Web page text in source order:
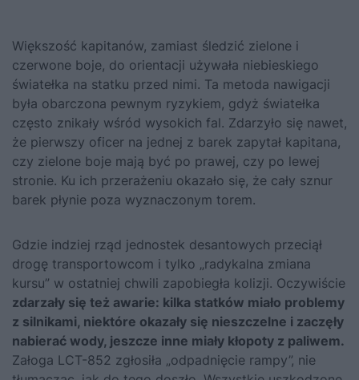
Większość kapitanów, zamiast śledzić zielone i
czerwone boje, do orientacji używała niebieskiego
światełka na statku przed nimi. Ta metoda nawigacji
była obarczona pewnym ryzykiem, gdyż światełka
często znikały wśród wysokich fal. Zdarzyło się nawet,
że pierwszy oficer na jednej z barek zapytał kapitana,
czy zielone boje mają być po prawej, czy po lewej
stronie. Ku ich przerażeniu okazało się, że cały sznur
barek płynie poza wyznaczonym torem.
Gdzie indziej rząd jednostek desantowych przeciął
drogę transportowcom i tylko „radykalna zmiana
kursu” w ostatniej chwili zapobiegła kolizji. Oczywiście
zdarzały się też awarie: kilka statków miało problemy
z silnikami, niektóre okazały się nieszczelne i zaczęły
nabierać wody, jeszcze inne miały kłopoty z paliwem.
Załoga LCT-852 zgłosiła „odpadnięcie rampy”, nie